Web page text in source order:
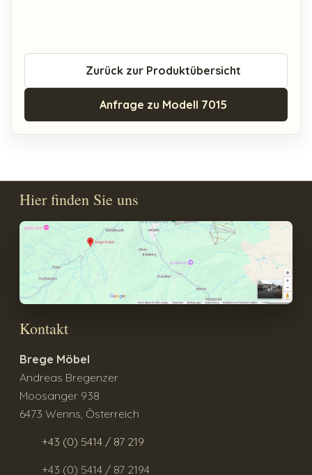
Zurück zur Produktübersicht
Anfrage zu Modell 7015
Hier finden Sie uns
Kontakt
Brege Möbel
Andreas Bregenzer
Moosanger 938
6473 Wenns, Österreich
+43 (0) 5414 / 87 219
+43 (0) 5414 / 87 2194